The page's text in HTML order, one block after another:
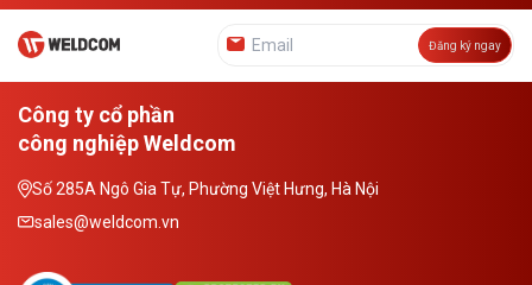
Đăng ký ngay
Công ty cổ phần
công nghiệp Weldcom
Số 285A Ngô Gia Tự, Phường Việt Hưng, Hà Nội
sales@weldcom.vn